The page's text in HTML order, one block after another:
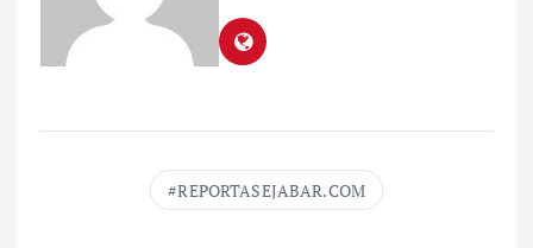
REPORTASEJABAR.COM